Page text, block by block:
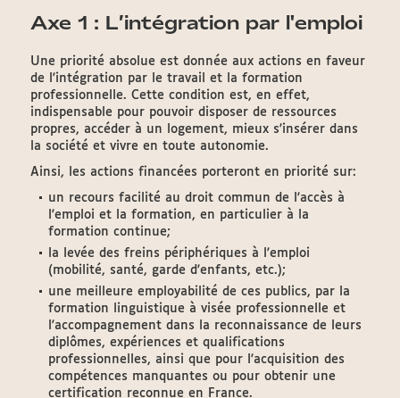
Axe 1 : L’intégration par l'emploi
Une priorité absolue est donnée aux actions en faveur
de l'intégration par le travail et la formation
professionnelle. Cette condition est, en effet,
indispensable pour pouvoir disposer de ressources
propres, accéder à un logement, mieux s'insérer dans
la société et vivre en toute autonomie.
Ainsi, les actions financées porteront en priorité sur:
un recours facilité au droit commun de l'accès à
l'emploi et la formation, en particulier à la
formation continue;
la levée des freins périphériques à l'emploi
(mobilité, santé, garde d'enfants, etc.);
une meilleure employabilité de ces publics, par la
formation linguistique à visée professionnelle et
l'accompagnement dans la reconnaissance de leurs
diplômes, expériences et qualifications
professionnelles, ainsi que pour l'acquisition des
compétences manquantes ou pour obtenir une
certification reconnue en France.